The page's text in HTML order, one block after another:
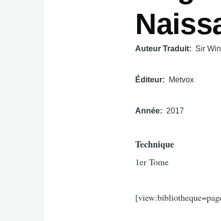
Auteur Traduit Sir
Éditeur Metvox
Année 2017
Technique
1er Tome